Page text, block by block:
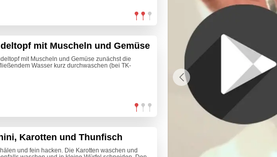
mit Muscheln und Gemüse
mit Muscheln und Gemüse zunächst die
Wasser kurz durchwaschen (bei TK-
Karotten und Thunfisch
und fein hacken. Die Karotten waschen und
Previous